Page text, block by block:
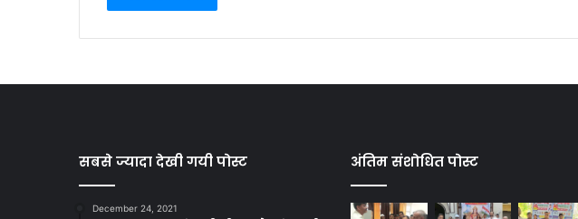
सबसे ज्यादा देखी गयी पोस्ट
December 24, 2021
अंतिम संशोधित पोस्ट